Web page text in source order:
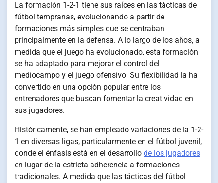
La formación 1-2-1 tiene sus raíces en las tácticas de
fútbol tempranas, evolucionando a partir de
formaciones más simples que se centraban
principalmente en la defensa. A lo largo de los años, a
medida que el juego ha evolucionado, esta formación
se ha adaptado para mejorar el control del
mediocampo y el juego ofensivo. Su flexibilidad la ha
convertido en una opción popular entre los
entrenadores que buscan fomentar la creatividad en
sus jugadores.
Históricamente, se han empleado variaciones de la 1-2-
1 en diversas ligas, particularmente en el fútbol juvenil,
donde el énfasis está en el desarrollo de los jugadores
en lugar de la estricta adherencia a formaciones
tradicionales. A medida que las tácticas del fútbol